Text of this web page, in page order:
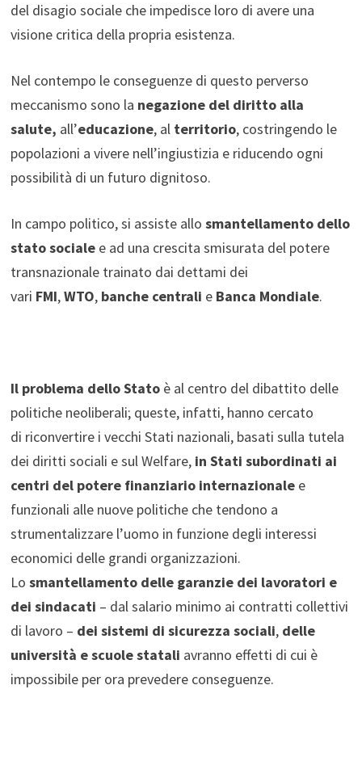
del disagio sociale che impedisce loro di avere una
visione critica della propria esistenza.
Nel contempo le conseguenze di questo perverso
meccanismo sono la negazione del diritto alla
salute, all’educazione, al territorio, costringendo le
popolazioni a vivere nell’ingiustizia e riducendo ogni
possibilità di un futuro dignitoso.
In campo politico, si assiste allo smantellamento dello
stato socialee ad una crescita smisurata del potere
transnazionale trainato dai dettami dei
vari FMI,WTO, banche centrali e Banca Mondiale.
Il problema dello Statoè al centro del dibattito delle
politiche neoliberali; queste, infatti, hanno cercato
di riconvertire i vecchi Stati nazionali, basati sulla tutela
dei diritti sociali e sul Welfare, in Stati subordinati ai
centri del potere finanziario internazionalee
funzionali alle nuove politiche che tendono a
strumentalizzare l’uomo in funzione degli interessi
economici delle grandi organizzazioni.
Lo smantellamento delle garanzie dei lavoratori e
dei sindacati – dal salario minimo ai contratti collettivi
di lavoro – dei sistemi di sicurezza sociali, delle
università e scuole statali avranno effetti di cui è
impossibile per ora prevedere conseguenze.